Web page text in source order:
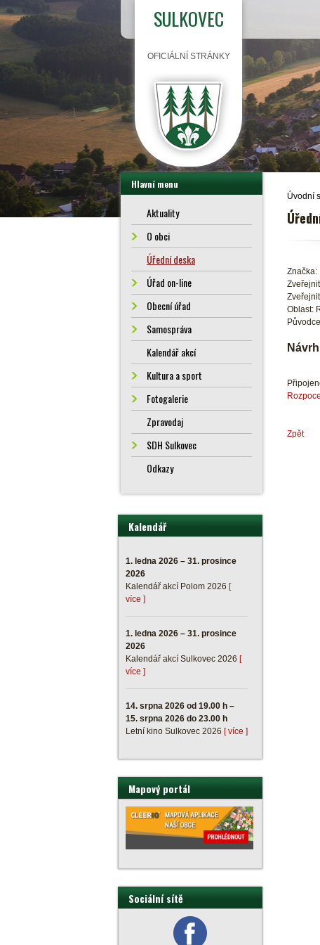
SULKOVEC
OFICIÁLNÍ STRÁNKY
Úvodní
Značka:
Oblast:
Zpět
Hlavní menu
Aktuality
O obci
Úřední deska
Úřad on-line
Obecní úřad
Samospráva
Kalendář akcí
Kultura a sport
Fotogalerie
Zpravodaj
SDH Sulkovec
Odkazy
Kalendář
1. ledna 2026 – 31. prosince
2026
Kalendář akcí Polom 2026 [
více ]
1. ledna 2026 – 31. prosince
2026
Kalendář akcí Sulkovec 2026 [
více ]
14. srpna 2026 od 19.00 h –
15. srpna 2026 do 23.00 h
Letní kino Sulkovec 2026 [ více ]
Mapový portál
Sociální sítě